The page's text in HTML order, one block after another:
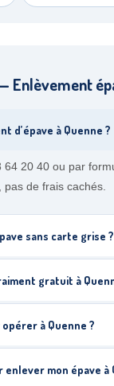
Enlèvement
d’épave à Quenne ?
20 40 ou par
de frais cachés.
sans carte grise ?
gratuit à
à Quenne ?
mon épave à